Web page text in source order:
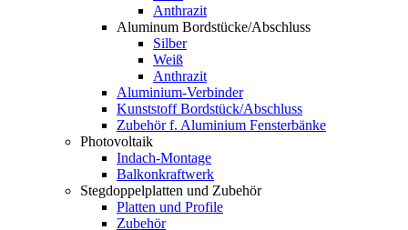
Anthrazit
Aluminum Bordstücke/Abschluss
Silber
Weiß
Anthrazit
Aluminium-Verbinder
Kunststoff Bordstück/Abschluss
Zubehör f. Aluminium Fensterbänke
Photovoltaik
Indach-Montage
Balkonkraftwerk
Stegdoppelplatten und Zubehör
Platten und Profile
Zubehör